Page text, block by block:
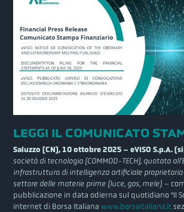
LEGGI IL COMUNICATO
Saluzzo (CN), 10 ottobre 2025 –eVISO S.p.A.
società di tecnologia (COMMOD-TECH), quotata
infrastruttura di intelligenza artificiale proprietaria
settore delle materie prime (luce, gas, mele) –
pubblicazione in data odierna sul quotidiano “Il
internet di Borsa Italianawww.borsaitaliana.it